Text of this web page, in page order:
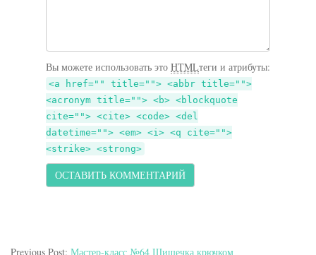
Вы можете использовать это HTMLтеги и атрибуты:
<a href="" title=""> <abbr title="">
<acronym title=""> <b> <blockquote
cite=""> <cite> <code> <del
datetime=""> <em> <i> <q cite="">
<strike> <strong>
Previous Post: Мастер-класс №64 Шишечка крючком